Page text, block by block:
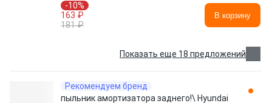
-10%
163 ₽
181 ₽
В корзину
Показать еще 18 предложений
Рекомендуем бренд
пыльник амортизатора заднего!\ Hyundai